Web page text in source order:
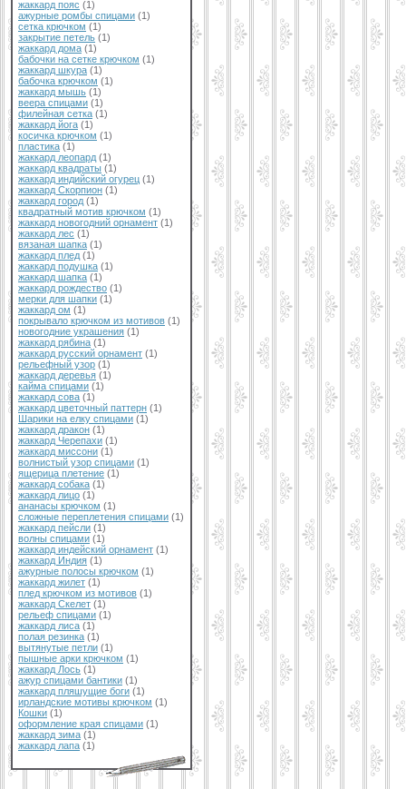
жаккард пояс (1)
ажурные ромбы спицами (1)
сетка крючком (1)
закрытие петель (1)
жаккард дома (1)
бабочки на сетке крючком (1)
жаккард шкура (1)
бабочка крючком (1)
жаккард мышь (1)
веера спицами (1)
филейная сетка (1)
жаккард йога (1)
косичка крючком (1)
пластика (1)
жаккард леопард (1)
жаккард квадраты (1)
жаккард индийский огурец (1)
жаккард Скорпион (1)
жаккард город (1)
квадратный мотив крючком (1)
жаккард новогодний орнамент (1)
жаккард лес (1)
вязаная шапка (1)
жаккард плед (1)
жаккард подушка (1)
жаккард шапка (1)
жаккард рождество (1)
мерки для шапки (1)
жаккард ом (1)
покрывало крючком из мотивов (1)
новогодние украшения (1)
жаккард рябина (1)
жаккард русский орнамент (1)
рельефный узор (1)
жаккард деревья (1)
кайма спицами (1)
жаккард сова (1)
жаккард цветочный паттерн (1)
Шарики на елку спицами (1)
жаккард дракон (1)
жаккард Черепахи (1)
жаккард миссони (1)
волнистый узор спицами (1)
ящерица плетение (1)
жаккард собака (1)
жаккард лицо (1)
ананасы крючком (1)
сложные переплетения спицами (1)
жаккард пейсли (1)
волны спицами (1)
жаккард индейский орнамент (1)
жаккард Индия (1)
ажурные полосы крючком (1)
жаккард жилет (1)
плед крючком из мотивов (1)
жаккард Скелет (1)
рельеф спицами (1)
жаккард лиса (1)
полая резинка (1)
вытянутые петли (1)
пышные арки крючком (1)
жаккард Лось (1)
ажур спицами бантики (1)
жаккард пляшущие боги (1)
ирландские мотивы крючком (1)
Кошки (1)
оформление края спицами (1)
жаккард зима (1)
жаккард лапа (1)